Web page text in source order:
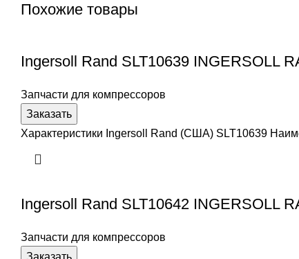
Похожие товары
Ingersoll Rand SLT10639 INGERSOLL
Запчасти для компрессоров
Заказать
Характеристики Ingersoll Rand (США) SLT10639
Ingersoll Rand SLT10642 INGERSOLL
Запчасти для компрессоров